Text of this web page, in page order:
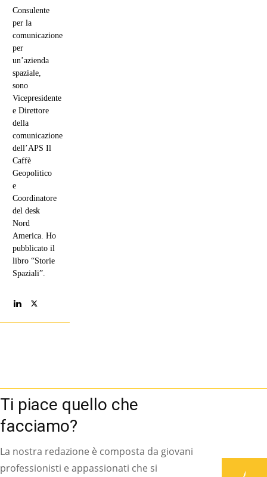
Consulente
per la
comunicazione
per
un’azienda
spaziale,
sono
Vicepresidente
e Direttore
della
comunicazione
dell’APS Il
Caffè
Geopolitico
e
Coordinatore
del desk
Nord
America. Ho
pubblicato il
libro “Storie
Spaziali”.
Ti piace quello che
facciamo?
La nostra redazione è composta da giovani
professionisti e appassionati che si